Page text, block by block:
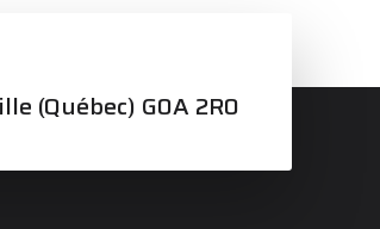
(Québec) G0A 2R0